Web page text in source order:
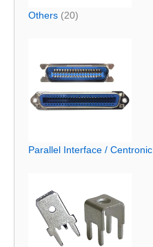
Others (20)
Parallel Interface / Centronic